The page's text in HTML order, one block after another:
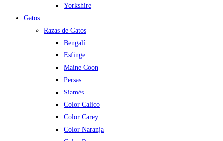
Yorkshire
Gatos
Razas de Gatos
Bengalí
Esfinge
Maine Coon
Persas
Siamés
Color Calico
Color Carey
Color Naranja